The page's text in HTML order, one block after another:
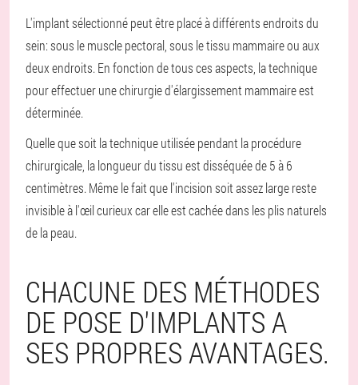
L'implant sélectionné peut être placé à différents endroits du
sein: sous le muscle pectoral, sous le tissu mammaire ou aux
deux endroits. En fonction de tous ces aspects, la technique
pour effectuer une chirurgie d'élargissement mammaire est
déterminée.
Quelle que soit la technique utilisée pendant la procédure
chirurgicale, la longueur du tissu est disséquée de 5 à 6
centimètres. Même le fait que l'incision soit assez large reste
invisible à l'œil curieux car elle est cachée dans les plis naturels
de la peau.
CHACUNE DES MÉTHODES
DE POSE D'IMPLANTS A
SES PROPRES AVANTAGES.